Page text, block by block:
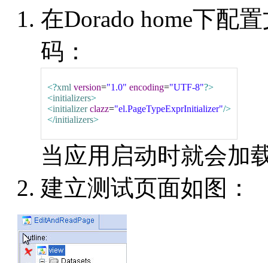
在Dorado home下配
码：
<?xml version="1.0" encoding="UTF-8"?>
<initializers>
<initializer clazz="el.PageTypeExprInitializer"/>
</initializers>
当应用启动时就会加
建立测试页面如图：